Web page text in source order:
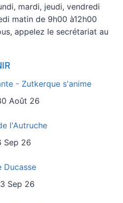
mardi, jeudi, vendredi
matin de 9h00 à12h00
appelez le secrétariat au
- Zutkerque s'anime
Août 26
l'Autruche
Sep 26
Ducasse
Sep 26